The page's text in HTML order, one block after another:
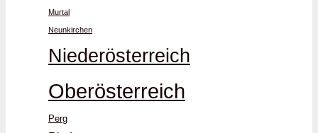
Murtal
Neunkirchen
Niederösterreich
Oberösterreich
Perg